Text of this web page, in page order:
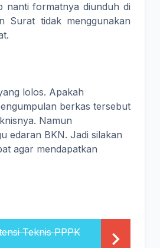
nanti formatnya diunduh di
Surat tidak menggunakan
lolos. Apakah
berkas tersebut
Namun
edaran BKN. Jadi silakan
agar mendapatkan
Teknis PPPK